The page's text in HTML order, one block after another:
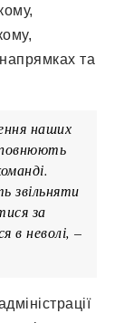
та
наших
звільняти
за
в неволі, –